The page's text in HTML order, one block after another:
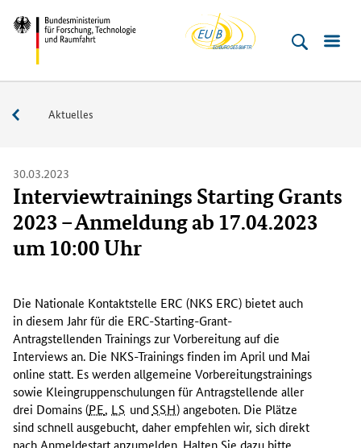
Direkt
zum
Inhalt
(Eingabetaste)
Direkt
zum
Hauptmenu
(Eingabetaste)
Direkt
zur
Suche
(Eingabetaste)
Direkt
zur
Fußleiste
(Enter)
Bundesministerium
Technologie
Buero
Service
Aktuelles
30.03.2023
Interviewtrainings Starting Grants
2023 – Anmeldung ab 17.04.2023
um 10:00 Uhr
i
e
N
a
t
i
o
n
a
Die Nationale Kontaktstelle ERC (NKS ERC) bietet auch
in diesem Jahr für die ERC-Starting-Grant-
Antragstellenden Trainings zur Vorbereitung auf die
Interviewsan. Die NKS-Trainings finden im April und Mai
online statt. Es werden allgemeine Vorbereitungstrainings
sowie Kleingruppenschulungen für Antragstellende aller
drei Domains (PE, LS undSSH) angeboten. Die Plätze
sind schnell ausgebucht, daher empfehlen wir, sich direkt
nach Anmeldestart anzumelden. Halten Sie dazu bitte